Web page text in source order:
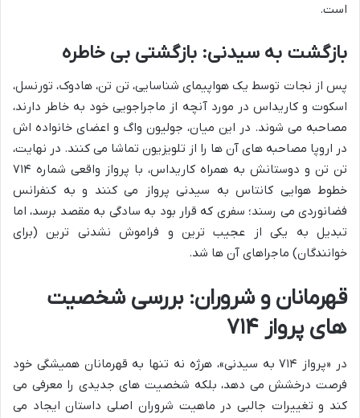
است.
بازگشت به سیدنی: بازگشتی بی خاطره
پس از نجات توسط یک هواپیمای شناسایی، تن تن، هادوک، تورنسل،
اسکوت و کاریداس در مورد آنچه از ماجراجویی خود به خاطر دارند،
مصاحبه می شوند. در این میان، جولیون واگ و اعضای خانواده اش
در اروپا مصاحبه های آن ها را از تلویزیون تماشا می کنند. در نهایت،
تن تن و دوستانش به همراه کاریداس، با پرواز واقعی شماره ۷۱۴
خطوط هوایی کانتاس به سیدنی پرواز می کنند و به کنفرانس
فضانوردی می رسند؛ سفری که قرار بود به سادگی به مقصد برسد، اما
تبدیل به یکی از عجیب ترین و فراموش نشدنی ترین (برای
خوانندگان) ماجراهای آن ها شد.
قهرمانان و شروران: بررسی شخصیت
های پرواز ۷۱۴
در «پرواز ۷۱۴ به سیدنی»، هرژه نه تنها به قهرمانان همیشگی خود
فرصت درخشش می دهد، بلکه شخصیت های جدیدی را معرفی می
کند و تغییرات جالبی در ماهیت شروران اصلی داستان ایجاد می